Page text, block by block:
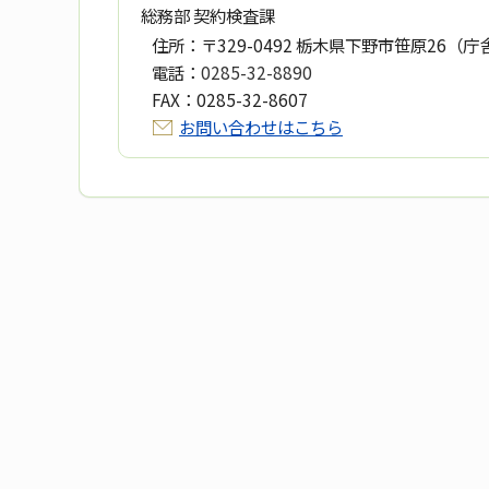
総務部 契約検査課
住所： 〒329-0492 栃木県下野市笹原26（庁
電話： 0285-32-8890
FAX： 0285-32-8607
お問い合わせはこちら